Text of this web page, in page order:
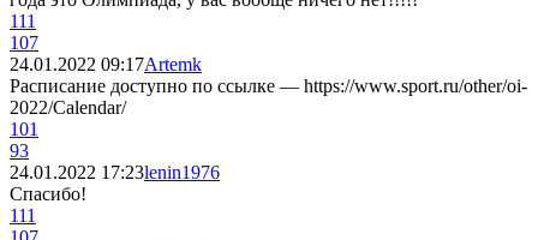
111
107
24.01.2022 09:17Artemk
Расписание доступно по ссылке — https://www.sport.ru/other/oi-
2022/Calendar/
101
93
24.01.2022 17:23lenin1976
Спасибо!
111